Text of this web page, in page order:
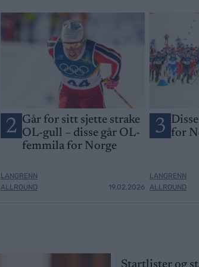
2 Går for sitt sjette strake
OL-gull – disse går OL-
femmila for Norge
LANGRENN
ALLROUND
19.02.2026
3 for
LANGRENN
ALLROUND